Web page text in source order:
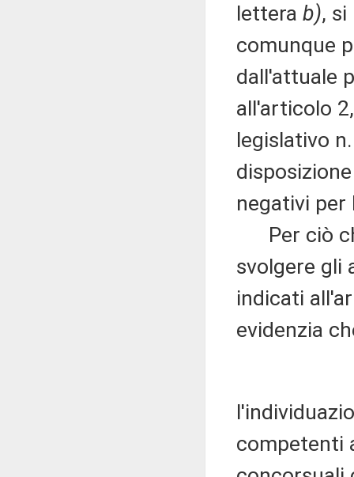
lettera b),
comunque
dall'attuale
all'articolo
legislativo
negativi per
Per ciò
svolgere gli
indicati
evidenzia
competenti